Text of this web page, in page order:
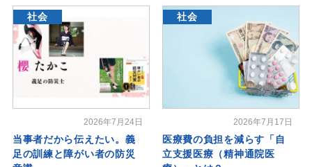
社会
2026年7月24日
当事者だから伝えたい。義
足の訓練と障がい者の防災
社会
2026年7月17日
医療費の負担を減らす「自
立支援医療（精神通院医